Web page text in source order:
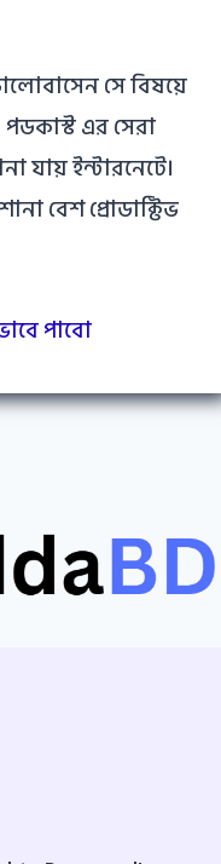
সে বিষয়ে
এর সেরা
যায় ইন্টারনেটে।
বেশ প্রোডাক্টিভ
পাবো